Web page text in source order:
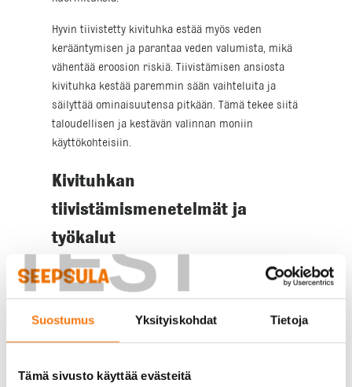
TEST
Suostumus Yksityiskohdat Tietoja
Tämä sivusto käyttää evästeitä
Hyvin tiivistetty kivituhka estää myös veden
kerääntymisen ja parantaa veden valumista, mikä
vähentää eroosion riskiä. Tiivistämisen ansiosta
kivituhka kestää paremmin sään vaihteluita ja
säilyttää ominaisuutensa pitkään. Tämä tekee siitä
taloudellisen ja kestävän valinnan moniin
käyttökohteisiin.
Kivituhkan
tiivistämismenetelmät ja
työkalut
Kivituhkan tiivistämiseen on useita menetelmiä,
joista yleisimpiä ovat mekaaniset menetelmät,
kuten tärylevy ja jyrä. Tärylevy on erityisen tehokas
soveltuu laajemmille alueille, kuten teille ja